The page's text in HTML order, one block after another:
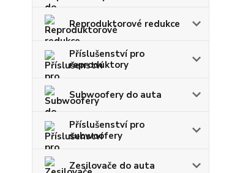
Reproduktorové redukce
Příslušenství pro
reproduktory
Subwoofery do auta
Příslušenství pro
subwoofery
Zesilovače do auta